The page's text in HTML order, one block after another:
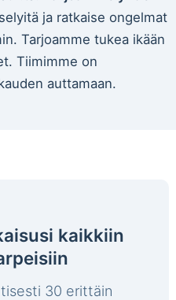
ja ratkaise ongelmat
Tarjoamme tukea ikään
Tiimimme on
auttamaan.
kaikkiin
30 erittäin